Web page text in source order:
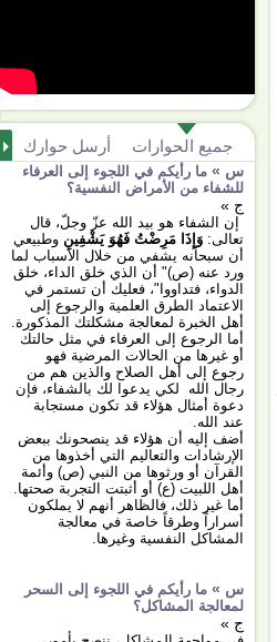
أرسل حوارك جميع الحوارات
س » ما رأيكم في اللجوء إلى العرفاء
للشفاء من الأمراض النفسية؟
ج »
إن الشفاء هو بيد الله عزّ وجلّ، قال
تعالى: وَإِذَا مَرِضْتُ فَهُوَ يَشْفِينِ وطبيعي
أن سبحانه يشفي من خلال الأسباب لما
ورد عنه (ص)" أن الذي خلق الداء، خلق
الدواء، فتداووا"، فعليك أن تستمر في
الاعتماد الطرق العلمية والرجوع إلى
أهل الخبرة لمعالجة مشكلتك المذكورة.
أما الرجوع إلى العرفاء في مثل حالتك
أو غيرها من الحالات المرضية فهو
رجوع إلى أهل الصلاح والذين هم من
رجال الله لكي يدعوا لك بالشفاء، فإن
دعوة أمثال هؤلاء قد تكون مستجابة
عند الله.
أضف إليه أن هؤلاء قد ينصحونك ببعض
الإرشادات والتعاليم التي أخذوها من
القرآن أو ورثوها من النبي (ص) وأئمة
أهل اللبيت (ع) أو أثبتت التجربة صحتها.
أما غير ذلك، فالظاهر أنهم لا يملكون
أسراراً وطرقاً خاصة في معالجة
المشاكل النفسية وغيرها.
س » ما رأيكم في اللجوء إلى السحر
لمعالجة المشاكل؟
ج »